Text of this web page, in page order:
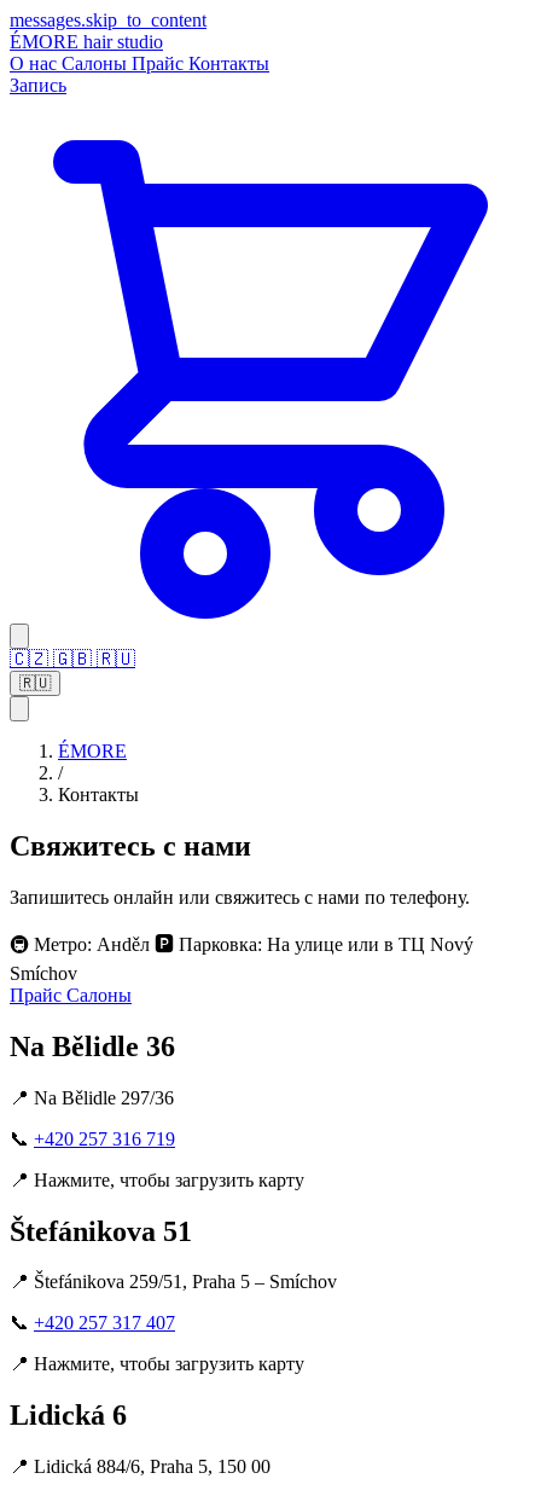
messages.skip_to_content
ÉMORE hair studio
О нас Салоны Прайс Контакты
Запись
🇨🇿 🇬🇧 🇷🇺
🇷🇺
ÉMORE
/
Контакты
Свяжитесь с нами
Запишитесь онлайн или свяжитесь с нами по телефону.
🚇 Метро: Анděл 🅿️ Парковка: На улице или в ТЦ Nový
Smíchov
Прайс Салоны
Na Bělidle 36
📍 Na Bělidle 297/36
📞 +420 257 316 719
📍 Нажмите, чтобы загрузить карту
Štefánikova 51
📍 Štefánikova 259/51, Praha 5 – Smíchov
📞 +420 257 317 407
📍 Нажмите, чтобы загрузить карту
Lidická 6
📍 Lidická 884/6, Praha 5, 150 00